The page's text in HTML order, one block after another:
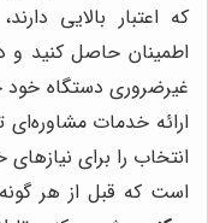
که اعتبار بالایی
اطمینان حاصل کنید و
غیرضروری دستگاه خود
ارائه خدمات
انتخاب را برای
است که قبل از هر